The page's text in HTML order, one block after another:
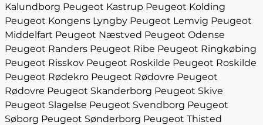
Kalundborg Peugeot Kastrup Peugeot Kolding
Peugeot Kongens Lyngby Peugeot Lemvig Peugeot
Middelfart Peugeot Næstved Peugeot Odense
Peugeot Randers Peugeot Ribe Peugeot Ringkøbing
Peugeot Risskov Peugeot Roskilde Peugeot Roskilde
Peugeot Rødekro Peugeot Rødovre Peugeot
Rødovre Peugeot Skanderborg Peugeot Skive
Peugeot Slagelse Peugeot Svendborg Peugeot
Søborg Peugeot Sønderborg Peugeot Thisted